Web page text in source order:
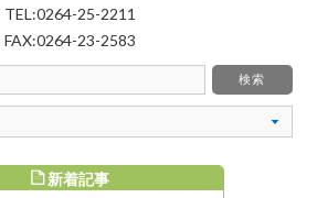
TEL:0264-25-2211
FAX:0264-23-2583
新着記事